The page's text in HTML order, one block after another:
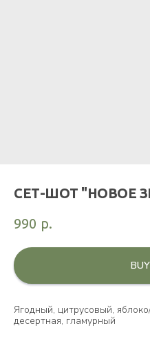
СЕТ-ШОТ "НОВОЕ
990 р.
Ягодный, цитрусовый,
десертная, гламурный